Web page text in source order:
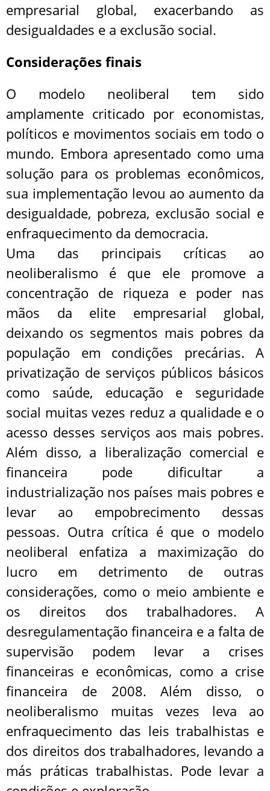
empresarial global, exacerbando as
desigualdades e a exclusão social.
Considerações finais
O modelo neoliberal tem sido
amplamente criticado por economistas,
políticos e movimentos sociais em todo o
mundo. Embora apresentado como uma
solução para os problemas econômicos,
sua implementação levou ao aumento da
desigualdade, pobreza, exclusão social e
enfraquecimento da democracia.
Uma das principais críticas ao
neoliberalismo é que ele promove a
concentração de riqueza e poder nas
mãos da elite empresarial global,
deixando os segmentos mais pobres da
população em condições precárias. A
privatização de serviços públicos básicos
como saúde, educação e seguridade
social muitas vezes reduz a qualidade e o
acesso desses serviços aos mais pobres.
Além disso, a liberalização comercial e
financeira pode dificultar a
industrialização nos países mais pobres e
levar ao empobrecimento dessas
pessoas. Outra crítica é que o modelo
neoliberal enfatiza a maximização do
lucro em detrimento de outras
considerações, como o meio ambiente e
os direitos dos trabalhadores. A
desregulamentação financeira e a falta de
supervisão podem levar a crises
financeiras e econômicas, como a crise
financeira de 2008. Além disso, o
neoliberalismo muitas vezes leva ao
enfraquecimento das leis trabalhistas e
dos direitos dos trabalhadores, levando a
más práticas trabalhistas. Pode levar a